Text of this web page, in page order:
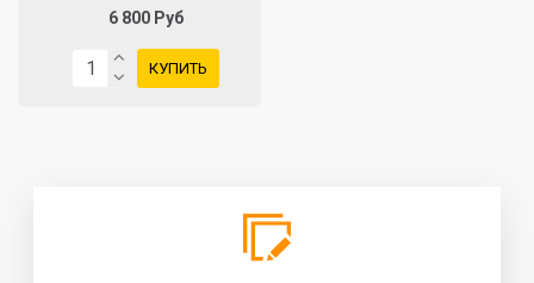
6 800 Руб
КУПИТЬ